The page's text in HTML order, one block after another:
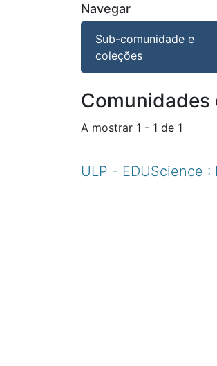
Navegar
Sub-comunidade e
coleções
A mostrar 1 - 1 de 1
ULP - EDUScience